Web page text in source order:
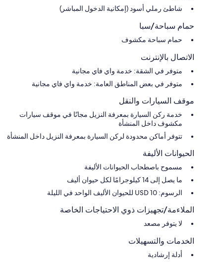
شاطئ رملي أسود (إمكانية الدخول المباشر)
حمام سباحة/سبا
حمام سباحة مكشوف
الاتصال بالإنترنت
متوفر في الشقة: خدمة واي فاي مجانية
متوفر في بعض المناطق العامة: خدمة واي فاي مجانية
موقف السيارات والنقل
خدمة ركن السيارة بمعرفة النزيل مجانًا في موقف سيارات
مكشوف داخل المنشأة
تتوفر أماكن محدودة لركن السيارة بمعرفة النزيل داخل المنشأة
الحيوانات الأليفة
مسموح باصطحاب الحيوانات الأليفة
ما يصل إلى 14 كيلوجرامًا لكل حيوان أليف
الرسوم: USD 10 للحيوان الأليف الواحد في الليلة
الملاءمة/تجهيزات ذوي الاحتياجات الخاصة
لا يتوفر مصعد
الخدمات والتسهيلات
أدلة إرشادية